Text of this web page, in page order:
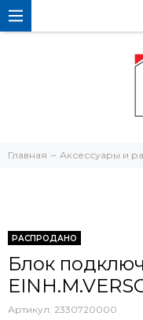
Главная Аксессуары и
РАСПРОДАНО
Блок
Артикул: 2330720000